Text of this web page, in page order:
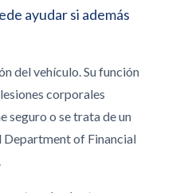
ayudar si además
del vehículo. Su función
corporales
seguro o se trata de un
Department of Financial